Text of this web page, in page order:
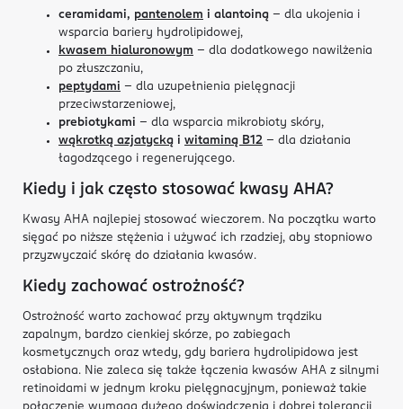
ceramidami, pantenolem i alantoiną – dla ukojenia i
wsparcia bariery hydrolipidowej,
kwasem hialuronowym – dla dodatkowego nawilżenia
po złuszczaniu,
peptydami – dla uzupełnienia pielęgnacji
przeciwstarzeniowej,
prebiotykami – dla wsparcia mikrobioty skóry,
wąkrotką azjatycką i witaminą B12 – dla działania
łagodzącego i regenerującego.
Kiedy i jak często stosować kwasy AHA?
Kwasy AHA najlepiej stosować wieczorem. Na początku warto
sięgać po niższe stężenia i używać ich rzadziej, aby stopniowo
przyzwyczaić skórę do działania kwasów.
Kiedy zachować ostrożność?
Ostrożność warto zachować przy aktywnym trądziku
zapalnym, bardzo cienkiej skórze, po zabiegach
kosmetycznych oraz wtedy, gdy bariera hydrolipidowa jest
osłabiona. Nie zaleca się także łączenia kwasów AHA z silnymi
retinoidami w jednym kroku pielęgnacyjnym, ponieważ takie
połączenie wymaga dużego doświadczenia i dobrej tolerancji